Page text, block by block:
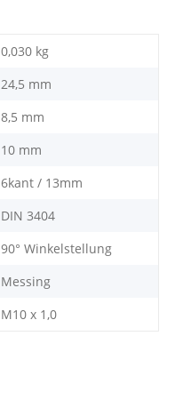
0,030 kg
24,5 mm
8,5 mm
10 mm
6kant / 13mm
DIN 3404
90° Winkelstellung
Messing
M10 x 1,0